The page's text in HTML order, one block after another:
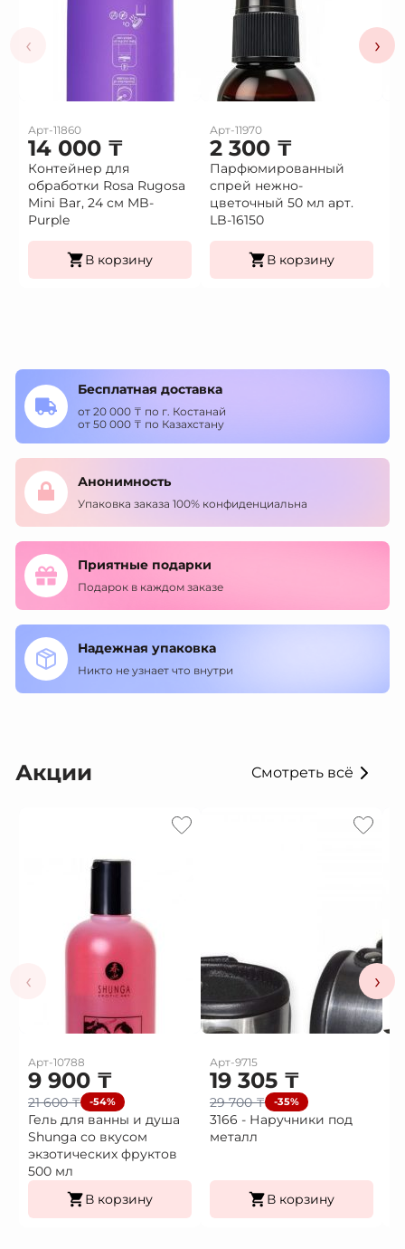
‹
Арт-11860
14 000 ₸
Контейнер для
обработки Rosa Rugosa
Mini Bar, 24 см MB-
Purple
В корзину
Арт-11970
2 300 ₸
Парфюмированный
спрей нежно-
цветочный 50 мл арт.
LB-16150
В корзину
›
Бесплатная доставка
от 20 000 ₸ по г. Костанай
от 50 000 ₸ по Казахстану
Анонимность
Упаковка заказа 100% конфиденциальна
Приятные подарки
Подарок в каждом заказе
Надежная упаковка
Никто не узнает что внутри
Акции Смотреть всё
‹
Арт-10788
9 900 ₸
21 600₸ -54%
Гель для ванны и душа
Shunga со вкусом
экзотических фруктов
500 мл
В корзину
Арт-9715
19 305 ₸
29 700₸ -35%
3166 - Наручники под
металл
В корзину
›